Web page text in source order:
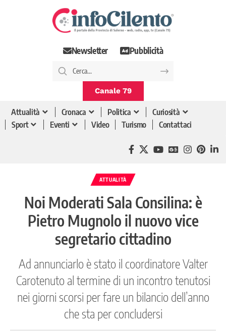
Newsletter Pubblicità
Canale 79
Attualità Cronaca Politica
Curiosità
Sport
Eventi Video Turismo Contattaci
ATTUALITÀ
Noi Moderati Sala Consilina: è
Pietro Mugnolo il nuovo vice
segretario cittadino
Ad annunciarlo è stato il coordinatore Valter
Carotenuto al termine di un incontro tenutosi
nei giorni scorsi per fare un bilancio dell’anno
che sta per concludersi